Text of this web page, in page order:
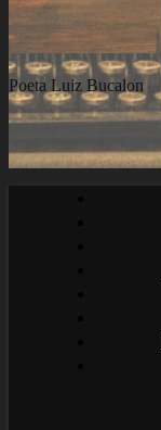
Poeta Luiz Bucalon